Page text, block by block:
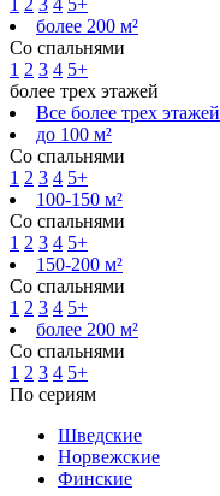
1 2 3 4 5+
более 200 м²
Со спальнями
1 2 3 4 5+
более трех этажей
Все более трех этажей
до 100 м²
Со спальнями
1 2 3 4 5+
100-150 м²
Со спальнями
1 2 3 4 5+
150-200 м²
Со спальнями
1 2 3 4 5+
более 200 м²
Со спальнями
1 2 3 4 5+
По сериям
Шведские
Норвежские
Финские